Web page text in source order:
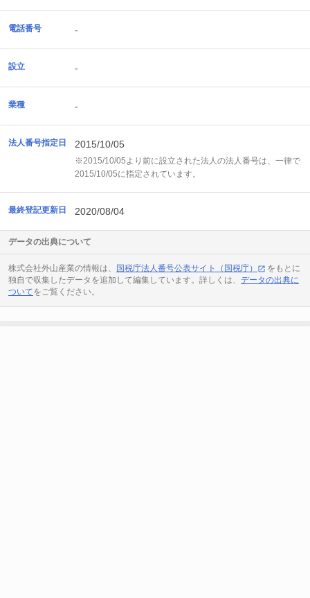
電話番号 -
設立 -
業種 -
法人番号指定日 2015/10/05
※2015/10/05より前に設立された法人の法人番号は、一律で
2015/10/05に指定されています。
最終登記更新日 2020/08/04
データの出典について
株式会社外山産業の情報は、 国税庁法人番号公表サイト（国税庁）
をもとに
独自で収集したデータを追加して編集しています。詳しくは、 データの出典に
ついてをご覧ください。